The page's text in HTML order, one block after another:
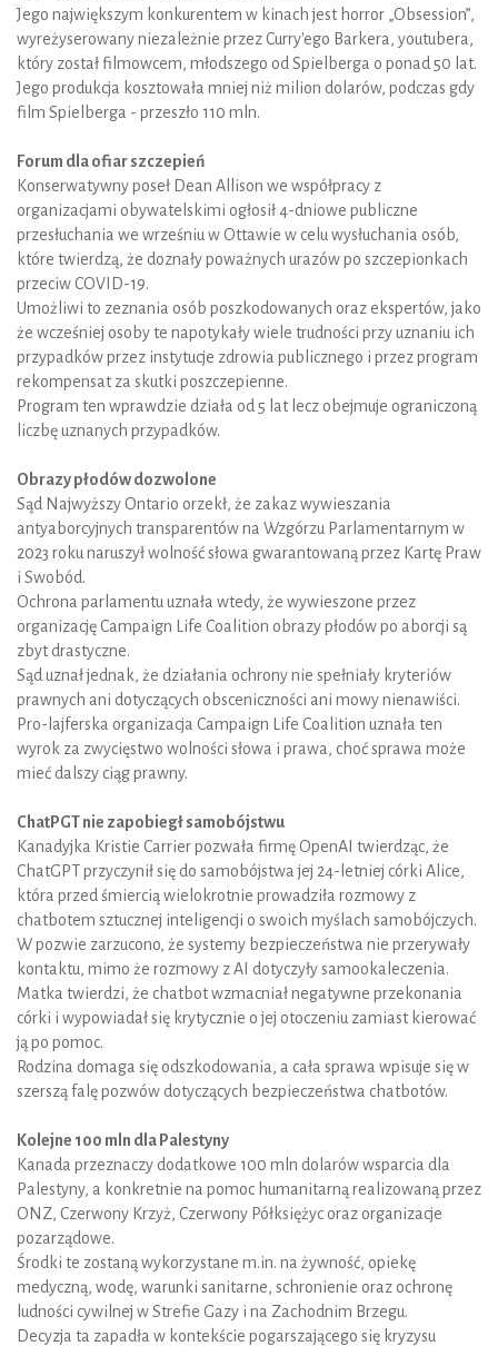
Jego największym konkurentem w kinach jest horror „Obsession”,
wyreżyserowany niezależnie przez Curry'ego Barkera, youtubera,
który został filmowcem, młodszego od Spielberga o ponad 50 lat.
Jego produkcja kosztowała mniej niż milion dolarów, podczas gdy
film Spielberga - przeszło 110 mln.
Forum dla ofiar szczepień
Konserwatywny poseł Dean Allison we współpracy z
organizacjami obywatelskimi ogłosił 4-dniowe publiczne
przesłuchania we wrześniu w Ottawie w celu wysłuchania osób,
które twierdzą, że doznały poważnych urazów po szczepionkach
przeciw COVID-19.
Umożliwi to zeznania osób poszkodowanych oraz ekspertów, jako
że wcześniej osoby te napotykały wiele trudności przy uznaniu ich
przypadków przez instytucje zdrowia publicznego i przez program
rekompensat za skutki poszczepienne.
Program ten wprawdzie działa od 5 lat lecz obejmuje ograniczoną
liczbę uznanych przypadków.
Obrazy płodów dozwolone
Sąd Najwyższy Ontario orzekł, że zakaz wywieszania
antyaborcyjnych transparentów na Wzgórzu Parlamentarnym w
2023 roku naruszył wolność słowa gwarantowaną przez Kartę Praw
i Swobód.
Ochrona parlamentu uznała wtedy, że wywieszone przez
organizację Campaign Life Coalition obrazy płodów po aborcji są
zbyt drastyczne.
Sąd uznał jednak, że działania ochrony nie spełniały kryteriów
prawnych ani dotyczących obsceniczności ani mowy nienawiści.
Pro-lajferska organizacja Campaign Life Coalition uznała ten
wyrok za zwycięstwo wolności słowa i prawa, choć sprawa może
mieć dalszy ciąg prawny.
ChatPGT nie zapobiegł samobójstwu
Kanadyjka Kristie Carrier pozwała firmę OpenAI twierdząc, że
ChatGPT przyczynił się do samobójstwa jej 24-letniej córki Alice,
która przed śmiercią wielokrotnie prowadziła rozmowy z
chatbotem sztucznej inteligencji o swoich myślach samobójczych.
W pozwie zarzucono, że systemy bezpieczeństwa nie przerywały
kontaktu, mimo że rozmowy z AI dotyczyły samookaleczenia.
Matka twierdzi, że chatbot wzmacniał negatywne przekonania
córki i wypowiadał się krytycznie o jej otoczeniu zamiast kierować
ją po pomoc.
Rodzina domaga się odszkodowania, a cała sprawa wpisuje się w
szerszą falę pozwów dotyczących bezpieczeństwa chatbotów.
Kolejne 100 mln dla Palestyny
Kanada przeznaczy dodatkowe 100 mln dolarów wsparcia dla
Palestyny, a konkretnie na pomoc humanitarną realizowaną przez
ONZ, Czerwony Krzyż, Czerwony Półksiężyc oraz organizacje
pozarządowe.
Środki te zostaną wykorzystane m.in. na żywność, opiekę
medyczną, wodę, warunki sanitarne, schronienie oraz ochronę
ludności cywilnej w Strefie Gazy i na Zachodnim Brzegu.
Decyzja ta zapadła w kontekście pogarszającego się kryzysu